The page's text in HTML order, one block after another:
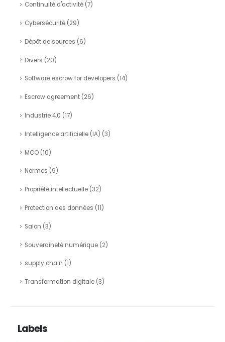
Continuité d'activité(7)
Cybersécurité(29)
Dépôt de sources (6)
Divers (20)
Software escrow for developers (14)
Escrow agreement(26)
Industrie 4.0 (17)
Intelligence artificielle (IA) (3)
MCO(10)
Normes (9)
Propriété intellectuelle(32)
Protection des données (11)
Salon (3)
Souveraineté numérique(2)
supply chain (1)
Transformation digitale(3)
Labels